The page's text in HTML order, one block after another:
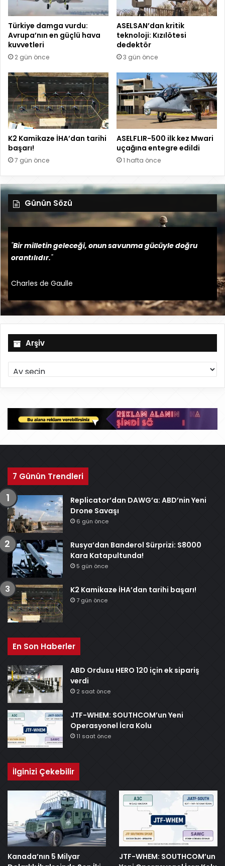
Türkiye damga vurdu:
Avrupa’nın en güçlü hava
kuvvetleri
2 gün önce
ASELSAN’dan kritik
teknoloji: Kızılötesi
dedektör
3 gün önce
K2 Kamikaze İHA’dan tarihi
başarı!
7 gün önce
ASELFLIR-500 ilk kez Mwari
uçağına entegre edildi
1 hafta önce
Günün Sözü
"Bir milletin geleceği, onun savunma gücüyle doğru
orantılıdır."
Charles de Gaulle
Arşiv
r
ş
v
7 Günün Trendleri
Replicator’dan DAWG’a: ABD’nin Yeni
Drone Savaşı
6 gün önce
Rusya’dan Banderol Sürprizi: S8000
Kara Katapultunda!
5 gün önce
K2 Kamikaze İHA’dan tarihi başarı!
7 gün önce
En Son Haberler
ABD Ordusu HERO 120 için ek sipariş
verdi
2 saat önce
JTF-WHEM: SOUTHCOM’un Yeni
Operasyonel İcra Kolu
11 saat önce
İlginizi Çekebilir
Kanada’nın 5 Milyar
JTF-WHEM: SOUTHCOM’un